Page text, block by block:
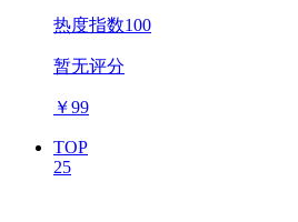
热度指数100
暂无评分
￥99
TOP
25